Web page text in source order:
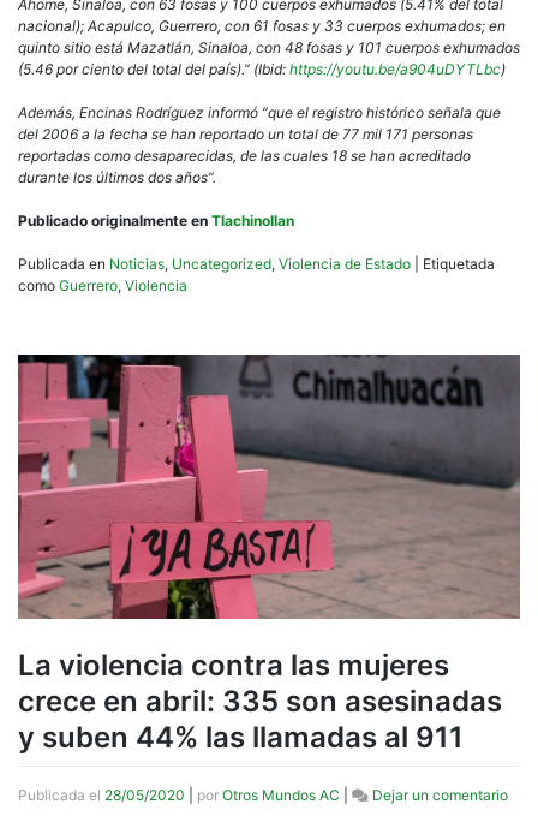
Ahome, Sinaloa, con 63 fosas y 100 cuerpos exhumados (5.41% del total
nacional); Acapulco, Guerrero, con 61 fosas y 33 cuerpos exhumados; en
quinto sitio está Mazatlán, Sinaloa, con 48 fosas y 101 cuerpos exhumados
(5.46 por ciento del total del país).” (Ibid: https://youtu.be/a904uDYTLbc)
Además, Encinas Rodríguez informó “que el registro histórico señala que
del 2006 a la fecha se han reportado un total de 77 mil 171 personas
reportadas como desaparecidas, de las cuales 18 se han acreditado
durante los últimos dos años”.
Publicado originalmente en Tlachinollan
Publicada en Noticias, Uncategorized, Violencia de Estado
Etiquetada
como Guerrero, Violencia
La violencia contra las mujeres
crece en abril: 335 son asesinadas
y suben 44% las llamadas al 911
Publicada el 28/05/2020 por Otros Mundos AC Dejar un comentarioen